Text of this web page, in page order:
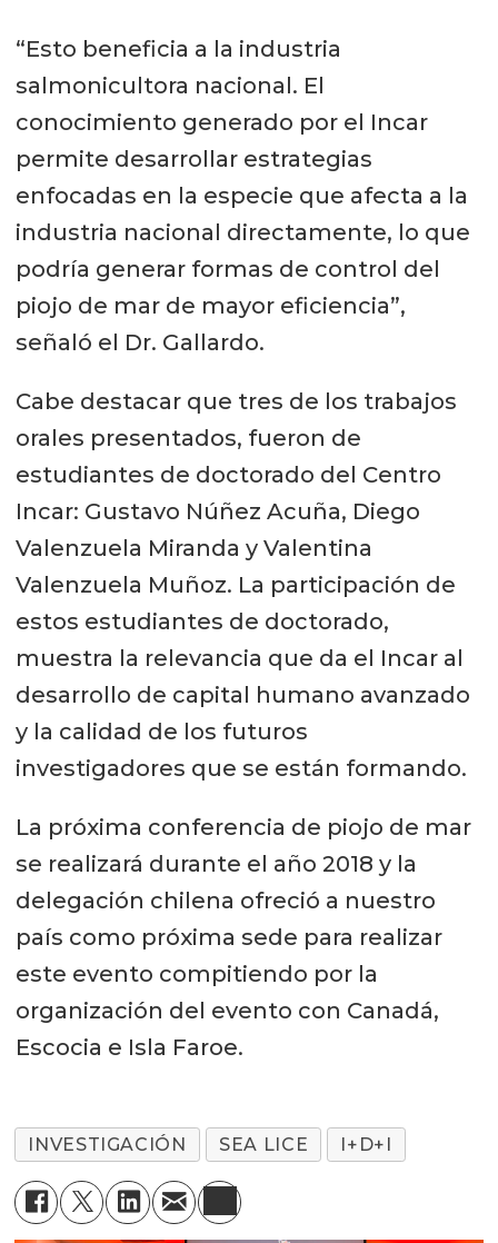
“Esto beneficia a la industria
salmonicultora nacional. El
conocimiento generado por el Incar
permite desarrollar estrategias
enfocadas en la especie que afecta a la
industria nacional directamente, lo que
podría generar formas de control del
piojo de mar de mayor eficiencia”,
señaló el Dr. Gallardo.
Cabe destacar que tres de los trabajos
orales presentados, fueron de
estudiantes de doctorado del Centro
Incar: Gustavo Núñez Acuña, Diego
Valenzuela Miranda y Valentina
Valenzuela Muñoz. La participación de
estos estudiantes de doctorado,
muestra la relevancia que da el Incar al
desarrollo de capital humano avanzado
y la calidad de los futuros
investigadores que se están formando.
La próxima conferencia de piojo de mar
se realizará durante el año 2018 y la
delegación chilena ofreció a nuestro
país como próxima sede para realizar
este evento compitiendo por la
organización del evento con Canadá,
Escocia e Isla Faroe.
INVESTIGACIÓN SEA LICE I+D+I